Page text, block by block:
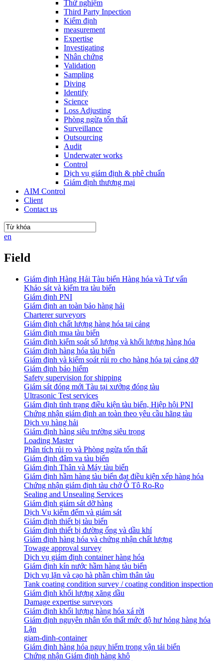
Thử nghiệm
Third Party Inpection
Kiểm định
measurement
Expertise
Investigating
Nhân chứng
Validation
Sampling
Diving
Identify
Science
Loss Adjusting
Phòng ngừa tổn thất
Surveillance
Outsourcing
Audit
Underwater works
Control
Dịch vụ giám định & phê chuẩn
Giám định thương mại
AIM Control
Client
Contact us
en
Field
Giám định Hàng Hải Tàu biển Hàng hóa và Tư vấn
Khảo sát và kiểm tra tàu biển
Giám định PNI
Giám định an toàn bảo hàng hải
Charterer surveyors
Giám định chất lượng hàng hóa tại cảng
​Giám định mua tàu biển
Giám định kiểm soát số lượng và khối lượng hàng hóa
Giám định hàng hóa tàu biển
Giám định và kiểm soát rủi ro cho hàng hóa tại cảng dỡ
Giám định bảo hiểm
Safety supervision for shipping
Giám sát đóng mới Tàu tại xưởng đóng tàu
Ultrasonic Test services
Giám định tình trạng điều kiện tàu biển, Hiệp hội PNI
Chứng nhận giám định an toàn theo yêu cầu hãng tàu
Dịch vụ hàng hải
Giám định hàng siêu trường siêu trọng
Loading Master
Phân tích rủi ro và Phòng ngừa tổn thất
​Giám định đâm va tàu biển
Giám định Thân và Máy tàu biển
​Giám định hầm hàng tàu biển đạt điều kiện xếp hàng hóa
Chứng nhận giám định tàu chở Ô Tô Ro-Ro
Sealing and Unsealing Services
Giám định giám sát dỡ hàng
Dịch Vụ kiểm đếm và giám sát
Giám định thiết bị tàu biển
Giám định thiết bị đường ống và dầu khí
Giám định hàng hóa và chứng nhận chất lượng
Towage approval survey
Dịch vụ giám định container hàng hóa
Giám định kín nước hầm hàng tàu biển
Dịch vụ lặn và cạo hà phần chìm thân tàu
Tank coating condition survey / coating condition inspection
Giám định khối lượng xăng dầu
Damage expertise surveyors
Giám định khối lượng hàng hóa xá rời
Giám định nguyên nhân tổn thất mức độ hư hỏng hàng hóa
Lặn
giam-dinh-container
Giám định hàng hóa nguy hiểm trong vận tải biển
Chứng nhận Giám định hàng khô